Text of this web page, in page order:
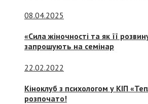
08.04.2025
«Сила жіночності та як її
запрошують на семінар
22.02.2022
Кіноклуб з психологом у КІП
розпочато!